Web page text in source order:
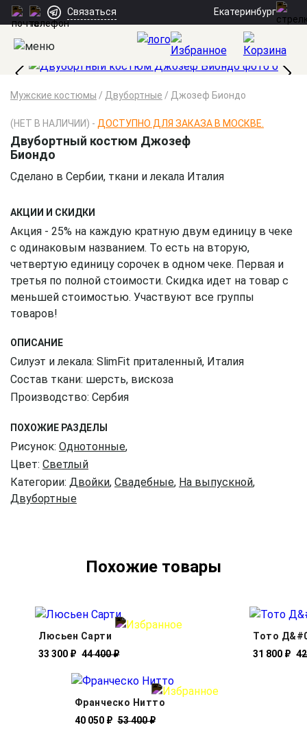
Связаться Екатеринбург
Мужские костюмы / Двубортные / Джозеф Биондо
(НЕТ В НАЛИЧИИ) - ДОСТУПНО ДЛЯ ЗАКАЗА В МОСКВЕ.
Двубортный костюм Джозеф
Биондо
Сделано в Сербии, ткани и лекала Италия
АКЦИИ И СКИДКИ
Акция - 25% на каждую кратную двум единицу в чеке
с одинаковым названием. То есть на вторую,
четвертую единицу сорочек в одном чеке. Первая и
третья по полной стоимости. Скидка идет на товар с
меньшей стоимостью. Участвуют все группы
товаров!
ОПИСАНИЕ
Силуэт и лекала: SlimFit приталенный, Италия
Состав ткани: шерсть, вискоза
Производство: Сербия
ПОХОЖИЕ РАЗДЕЛЫ
Рисунок: Однотонные,
Цвет: Светлый
Категории: Двойки, Свадебные, На выпускной,
Двубортные
Похожие товары
Люсьен Сарти
33 300 ₽ 44 400 ₽
Тото
31 800 ₽
Франческо Нитто
40 050 ₽ 53 400 ₽